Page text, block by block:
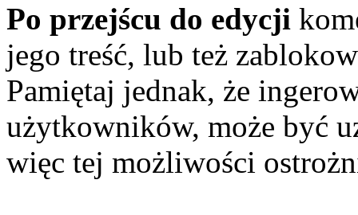
Po przejścu do edycji
jego treść, lub też
Pamiętaj jednak, że
użytkowników, może być
więc tej możliwości